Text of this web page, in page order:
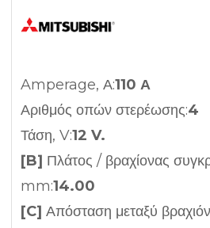
Amperage, Α:110 Α
Αριθμός οπών στερέωσης:4
Τάση, V:12 V.
[B] Πλάτος / βραχίονας
mm:14.00
[C] Απόσταση μεταξύ